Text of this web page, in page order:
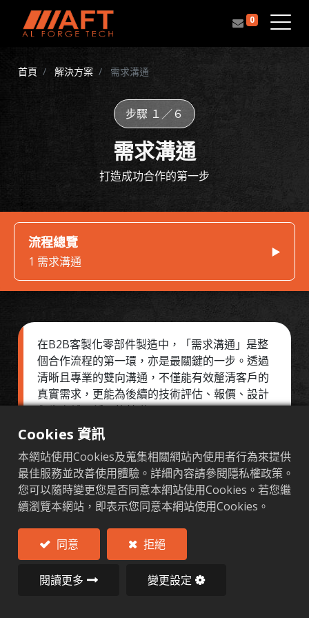
0
首頁 解決方案 需求溝通
步驟 １／６
需求溝通
打造成功合作的第一步
流程總覽
1 需求溝通
在B2B客製化零部件製造中，「需求溝通」是整
個合作流程的第一環，亦是最關鍵的一步。透過
清晰且專業的雙向溝通，不僅能有效釐清客戶的
真實需求，更能為後續的技術評估、報價、設計
與生產鋪下穩固的基礎。
Al Forge Tech深知每一個客戶、每一項專案背後
的挑戰與目標，因此我們特別重視此階段的精準
與效率。以下從四個面向說明我們在「需求溝
通」階段的完整流程與專業實踐。
A 客戶資料收集與初步接洽
Cookies 資訊
本網站使用Cookies及蒐集相關網站內使用者行為來提供
最佳服務並改善使用體驗。詳細內容請參閱隱私權政策。
您可以隨時變更您是否同意本網站使用Cookies。若您繼
續瀏覽本網站，即表示您同意本網站使用Cookies。
同意 拒絕
閱讀更多 變更設定